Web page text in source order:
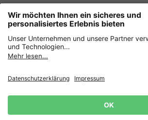
Unsere Zahlungsarten
Sicher einkaufen mit
Datenschutz AGB Impressum